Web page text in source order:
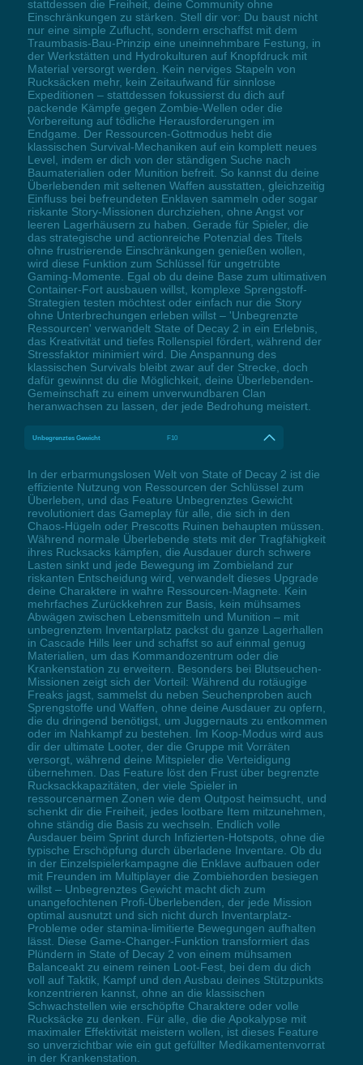
stattdessen die Freiheit, deine Community ohne
Einschränkungen zu stärken. Stell dir vor: Du baust nicht
nur eine simple Zuflucht, sondern erschaffst mit dem
Traumbasis-Bau-Prinzip eine uneinnehmbare Festung, in
der Werkstätten und Hydrokulturen auf Knopfdruck mit
Material versorgt werden. Kein nerviges Stapeln von
Rucksäcken mehr, kein Zeitaufwand für sinnlose
Expeditionen – stattdessen fokussierst du dich auf
packende Kämpfe gegen Zombie-Wellen oder die
Vorbereitung auf tödliche Herausforderungen im
Endgame. Der Ressourcen-Gottmodus hebt die
klassischen Survival-Mechaniken auf ein komplett neues
Level, indem er dich von der ständigen Suche nach
Baumaterialien oder Munition befreit. So kannst du deine
Überlebenden mit seltenen Waffen ausstatten, gleichzeitig
Einfluss bei befreundeten Enklaven sammeln oder sogar
riskante Story-Missionen durchziehen, ohne Angst vor
leeren Lagerhäusern zu haben. Gerade für Spieler, die
das strategische und actionreiche Potenzial des Titels
ohne frustrierende Einschränkungen genießen wollen,
wird diese Funktion zum Schlüssel für ungetrübte
Gaming-Momente. Egal ob du deine Base zum ultimativen
Container-Fort ausbauen willst, komplexe Sprengstoff-
Strategien testen möchtest oder einfach nur die Story
ohne Unterbrechungen erleben willst – 'Unbegrenzte
Ressourcen' verwandelt State of Decay 2 in ein Erlebnis,
das Kreativität und tiefes Rollenspiel fördert, während der
Stressfaktor minimiert wird. Die Anspannung des
klassischen Survivals bleibt zwar auf der Strecke, doch
dafür gewinnst du die Möglichkeit, deine Überlebenden-
Gemeinschaft zu einem unverwundbaren Clan
heranwachsen zu lassen, der jede Bedrohung meistert.
Unbegrenztes Gewicht F10
In der erbarmungslosen Welt von State of Decay 2 ist die
effiziente Nutzung von Ressourcen der Schlüssel zum
Überleben, und das Feature Unbegrenztes Gewicht
revolutioniert das Gameplay für alle, die sich in den
Chaos-Hügeln oder Prescotts Ruinen behaupten müssen.
Während normale Überlebende stets mit der Tragfähigkeit
ihres Rucksacks kämpfen, die Ausdauer durch schwere
Lasten sinkt und jede Bewegung im Zombieland zur
riskanten Entscheidung wird, verwandelt dieses Upgrade
deine Charaktere in wahre Ressourcen-Magnete. Kein
mehrfaches Zurückkehren zur Basis, kein mühsames
Abwägen zwischen Lebensmitteln und Munition – mit
unbegrenztem Inventarplatz packst du ganze Lagerhallen
in Cascade Hills leer und schaffst so auf einmal genug
Materialien, um das Kommandozentrum oder die
Krankenstation zu erweitern. Besonders bei Blutseuchen-
Missionen zeigt sich der Vorteil: Während du rotäugige
Freaks jagst, sammelst du neben Seuchenproben auch
Sprengstoffe und Waffen, ohne deine Ausdauer zu opfern,
die du dringend benötigst, um Juggernauts zu entkommen
oder im Nahkampf zu bestehen. Im Koop-Modus wird aus
dir der ultimate Looter, der die Gruppe mit Vorräten
versorgt, während deine Mitspieler die Verteidigung
übernehmen. Das Feature löst den Frust über begrenzte
Rucksackkapazitäten, der viele Spieler in
ressourcenarmen Zonen wie dem Outpost heimsucht, und
schenkt dir die Freiheit, jedes lootbare Item mitzunehmen,
ohne ständig die Basis zu wechseln. Endlich volle
Ausdauer beim Sprint durch Infizierten-Hotspots, ohne die
typische Erschöpfung durch überladene Inventare. Ob du
in der Einzelspielerkampagne die Enklave aufbauen oder
mit Freunden im Multiplayer die Zombiehorden besiegen
willst – Unbegrenztes Gewicht macht dich zum
unangefochtenen Profi-Überlebenden, der jede Mission
optimal ausnutzt und sich nicht durch Inventarplatz-
Probleme oder stamina-limitierte Bewegungen aufhalten
lässt. Diese Game-Changer-Funktion transformiert das
Plündern in State of Decay 2 von einem mühsamen
Balanceakt zu einem reinen Loot-Fest, bei dem du dich
voll auf Taktik, Kampf und den Ausbau deines Stützpunkts
konzentrieren kannst, ohne an die klassischen
Schwachstellen wie erschöpfte Charaktere oder volle
Rucksäcke zu denken. Für alle, die die Apokalypse mit
maximaler Effektivität meistern wollen, ist dieses Feature
so unverzichtbar wie ein gut gefüllter Medikamentenvorrat
in der Krankenstation.